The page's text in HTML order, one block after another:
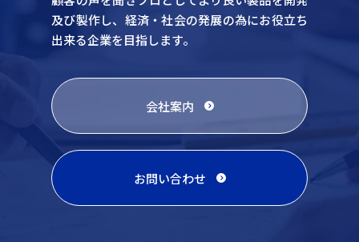
及び製作し、 経済・社会の発展の為にお役立ち
出来る企業を目指します。
会社案内
お問い合わせ